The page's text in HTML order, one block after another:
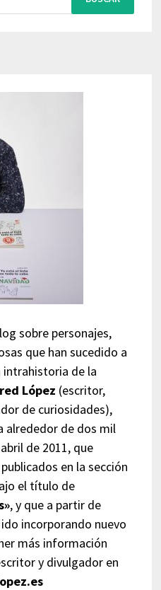
sobre personajes,
que han sucedido a
de la
López (escritor,
de curiosidades),
alrededor de dos mil
de 2011, que
en la sección
el título de
, y que a partir de
incorporando nuevo
más información
y divulgador en